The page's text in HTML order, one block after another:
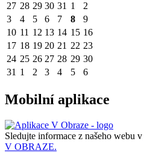
27 28 29 30 31 1
2
3
4 5 6 7 8
9
10 11 12 13 14 15 16
17 18 19 20 21 22 23
24 25 26 27 28 29 30
31 1 2 3 4 5 6
Mobilní aplikace
Sledujte informace z našeho webu v
V OBRAZE.